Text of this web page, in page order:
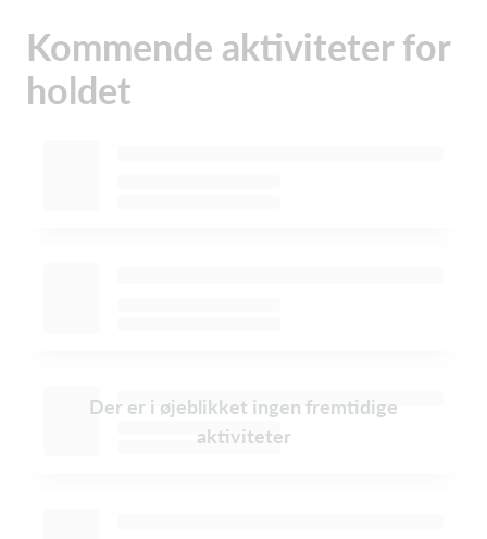
Kommende aktiviteter for
holdet
Der er i øjeblikket ingen fremtidige
aktiviteter